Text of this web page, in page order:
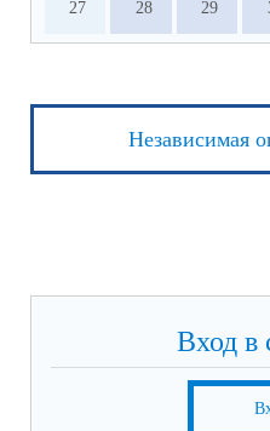
27 28 29
Независимая
Вход в